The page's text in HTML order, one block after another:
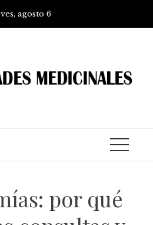
agosto 6
por qué